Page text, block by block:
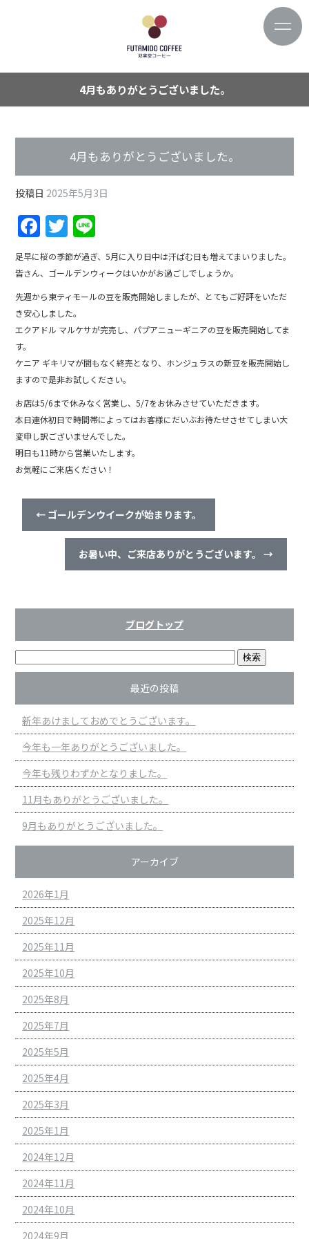
4月もありがとうございました。
4月もありがとうございました。
投稿日 2025年5月3日
F
a
c
e
b
o
o
k
T
w
itt
er
n
e
足早に桜の季節が過ぎ、5月に入り日中は汗ばむ日も増えてまいりました。
皆さん、ゴールデンウィークはいかがお過ごしでしょうか。
先週から東ティモールの豆を販売開始しましたが、とてもご好評をいただ
き安心しました。
エクアドル マルケサが完売し、パプアニューギニアの豆を販売開始してま
す。
ケニア ギキリマが間もなく終売となり、ホンジュラスの新豆を販売開始し
ますので是非お試しください。
お店は5/6まで休みなく営業し、5/7をお休みさせていただきます。
本日連休初日で時間帯によってはお客様にだいぶお待たせさせてしまい大
変申し訳ございませんでした。
明日も11時から営業いたします。
お気軽にご来店ください！
← ゴールデンウイークが始まります。
お暑い中、ご来店ありがとうございます。 →
ブログトップ
最近の投稿
新年あけましておめでとうございます。
今年も一年ありがとうございました。
今年も残りわずかとなりました。
11月もありがとうございました。
9月もありがとうございました。
アーカイブ
2026年1月
2025年12月
2025年11月
2025年10月
2025年8月
2025年7月
2025年5月
2025年4月
2025年3月
2025年1月
2024年12月
2024年11月
2024年10月
2024年9月